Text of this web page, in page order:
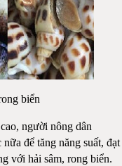
biển
người nông dân
để tăng năng suất, đạt
với hải sâm, rong biển.